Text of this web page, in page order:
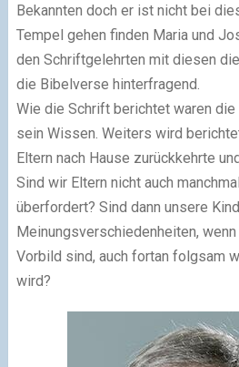
Bekannten doch er ist nicht bei
Tempel gehen finden Maria und
den Schriftgelehrten mit diesen
die Bibelverse hinterfragend.
Wie die Schrift berichtet waren die
sein Wissen. Weiters wird
Eltern nach Hause zurückkehrte
Sind wir Eltern nicht auch
überfordert? Sind dann unsere
Meinungsverschiedenheiten,
Vorbild sind, auch fortan folgsam
wird?